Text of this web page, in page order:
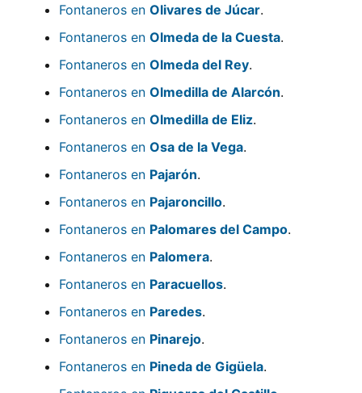
Fontaneros en Olivares de Júcar.
Fontaneros en Olmeda de la Cuesta.
Fontaneros en Olmeda del Rey.
Fontaneros en Olmedilla de Alarcón.
Fontaneros en Olmedilla de Eliz.
Fontaneros en Osa de la Vega.
Fontaneros en Pajarón.
Fontaneros en Pajaroncillo.
Fontaneros en Palomares del Campo.
Fontaneros en Palomera.
Fontaneros en Paracuellos.
Fontaneros en Paredes.
Fontaneros en Pinarejo.
Fontaneros en Pineda de Gigüela.